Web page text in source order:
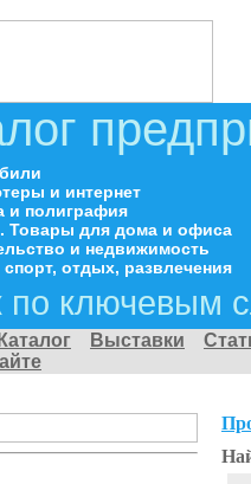
и интернет
и полиграфия
Товары для дома и офиса
и недвижимость
отдых, развлечения
по ключевым
Каталог Выставки